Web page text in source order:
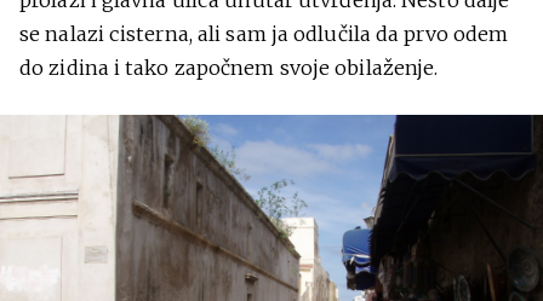
se nalazi cisterna, ali sam ja odlučila da prvo odem
do zidina i tako započnem svoje obilaženje.